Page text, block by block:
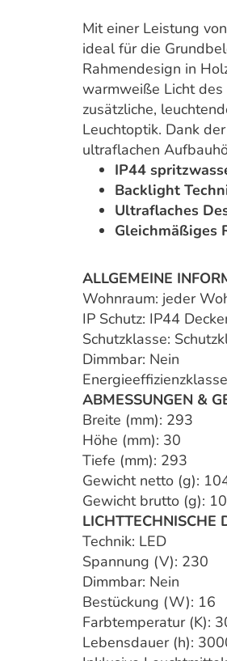
Mit einer Leistung
ideal für die
Rahmendesign in
warmweiße Licht
zusätzliche,
Leuchtoptik. Dank
ultraflachen
IP44
Backlight
Ultraflaches
Gleichmäßiges
ALLGEMEINE
Wohnraum: jeder
IP Schutz: IP44
Schutzklasse:
Dimmbar: Nein
ABMESSUNGEN &
Breite (mm): 293
Höhe (mm): 30
Tiefe (mm): 293
Gewicht netto (g):
Gewicht brutto (g):
LICHTTECHNISCHE
Technik: LED
Spannung (V): 230
Dimmbar: Nein
Bestückung (W): 16
Farbtemperatur (K):
Lebensdauer (h):